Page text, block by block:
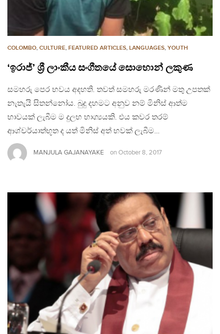
COLOMBO, CULTURE, FEATURED ARTICLES, LANGUAGES, YOUTH
‘ඉරාජ්’ ශ්‍රී ලාංකීය සංගීතයේ සොහොන් ලකුණ
සමහරු පෙර භවය අදහති. තවත් සමහරු මරණින් මතු උපතක්
නැතැයි සිතන්නෝය. බුදු දහමට අනුව නම් මිනිස් ආත්ම
භාවයක් ලැබීම ම දුලභ භාග්‍යයකි. එය කවර තරම්
ආශ්චර්යාත්භූත ද යත් මිනිස් අත් භවක් ලැබීම…
MANJULA GAJANAYAKE on October 8, 2017